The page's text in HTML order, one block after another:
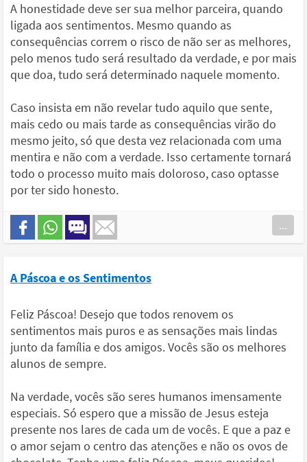
A honestidade deve ser sua melhor parceira, quando
ligada aos sentimentos. Mesmo quando as
consequências correm o risco de não ser as melhores,
pelo menos tudo será resultado da verdade, e por mais
que doa, tudo será determinado naquele momento.
Caso insista em não revelar tudo aquilo que sente,
mais cedo ou mais tarde as consequências virão do
mesmo jeito, só que desta vez relacionada com uma
mentira e não com a verdade. Isso certamente tornará
todo o processo muito mais doloroso, caso optasse
por ter sido honesto.
...
A Páscoa e os Sentimentos
Feliz Páscoa! Desejo que todos renovem os
sentimentos mais puros e as sensações mais lindas
junto da família e dos amigos. Vocês são os melhores
alunos de sempre.
Na verdade, vocês são seres humanos imensamente
especiais. Só espero que a missão de Jesus esteja
presente nos lares de cada um de vocês. E que a paz e
o amor sejam o centro das atenções e não os ovos de